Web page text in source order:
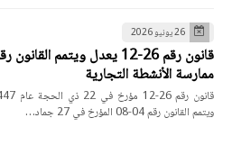
26 يونيو 2026
ممارسة الأنشطة التجارية
ويتمم القانون رقم 04-08 المؤرخ في 27 جماد…